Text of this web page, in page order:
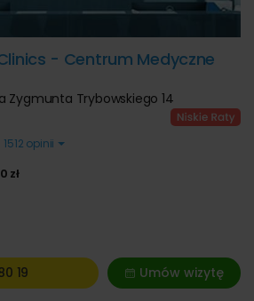
- Centrum Medyczne
Zygmunta Trybowskiego 14
1512 opinii
zł
Umów wizytę
19